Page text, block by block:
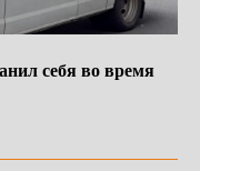
себя во время